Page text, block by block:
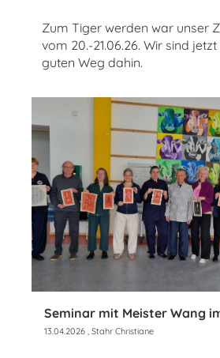
Zum Tiger werden war unser
vom 20.-21.06.26. Wir sind
guten Weg dahin.
Seminar mit Meister Wang
13.04.2026 , Stahr Christiane